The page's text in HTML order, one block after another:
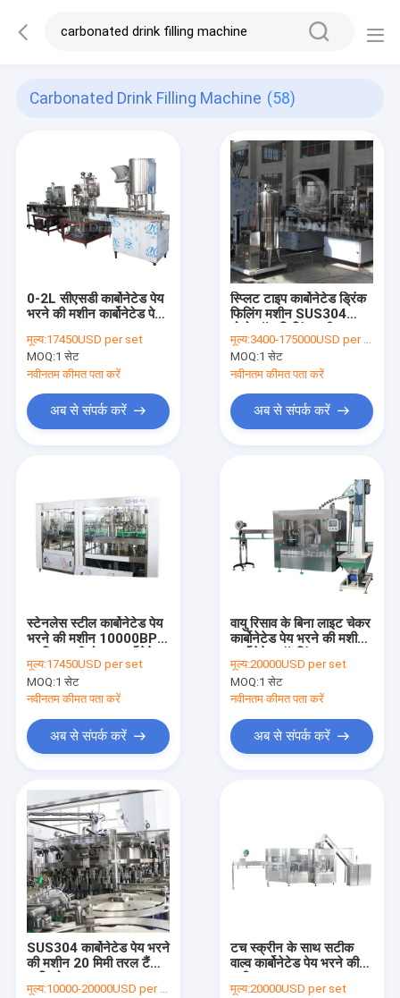
Carbonated Drink Filling Machine (58)
0-2L सीएसडी कार्बोनेटेड पेय
भरने की मशीन कार्बोनेटेड पेय
मूल्य:17450USD per set
MOQ:1 सेट
नवीनतम कीमत पता करें
अब से संपर्क करें
स्प्लिट टाइप कार्बोनेटेड ड्रिंक
फिलिंग मशीन SUS304
मूल्य:3400-175000USD per set
MOQ:1 सेट
नवीनतम कीमत पता करें
अब से संपर्क करें
स्टेनलेस स्टील कार्बोनेटेड पेय
भरने की मशीन 10000BPH
पेय भरने की लाइन
मूल्य:17450USD per set
MOQ:1 सेट
नवीनतम कीमत पता करें
अब से संपर्क करें
वायु रिसाव के बिना लाइट चेकर
कार्बोनेटेड पेय भरने की मशीन
मूल्य:20000USD per set
MOQ:1 सेट
नवीनतम कीमत पता करें
अब से संपर्क करें
SUS304 कार्बोनेटेड पेय भरने
की मशीन 20 मिमी तरल टैंक
मूल्य:10000-20000USD per set
टच स्क्रीन के साथ सटीक
वाल्व कार्बोनेटेड पेय भरने की
मूल्य:20000USD per set